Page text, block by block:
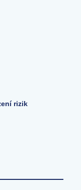
rizik